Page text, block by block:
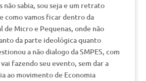
não sabia, sou seja e um retrato
como vamos ficar dentro da
de Micro e Pequenas, onde não
da parte ideológica quanto
a não dialogo da SMPES, com
fazendo seu evento, sem dar a
ao movimento de Economia